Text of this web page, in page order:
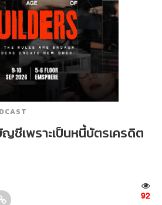
ชีเพราะเป็นหนี้บัตรเครดิต
92